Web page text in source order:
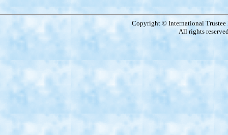
Copyright © International Trustee
All rights